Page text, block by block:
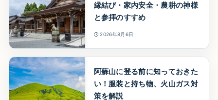
縁結び・家内安全・農耕の神様
と参拝のすすめ
2026年8月6日
阿蘇山に登る前に知っておきた
い！服装と持ち物、火山ガス対
策を解説